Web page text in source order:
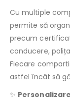
Cu multiple
permite să
precum
conducere,
Fiecare
astfel încât să
✨